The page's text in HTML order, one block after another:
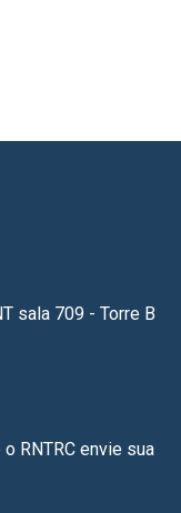
sala 709 - Torre B
RNTRC envie sua